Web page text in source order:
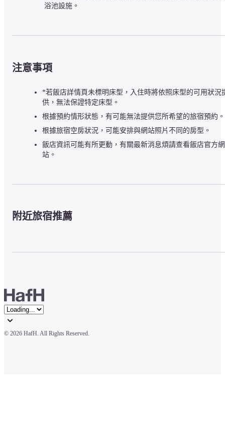
浴池設施。
注意事項
*若飯店詳情頁未標明床型，入住時將依照床型的可用狀況
供，無法保證特定床型。
根據預約情形狀態，有可能無法提供您所希望的旅宿預約。
根據旅宿空房狀況，可能安排與網站照片不同的房型。
飯店資訊可能有所更動，有關最新消息煩請查看飯店官方網
站。
附近旅宿推薦
© 2026 HafH. All Rights Reserved.